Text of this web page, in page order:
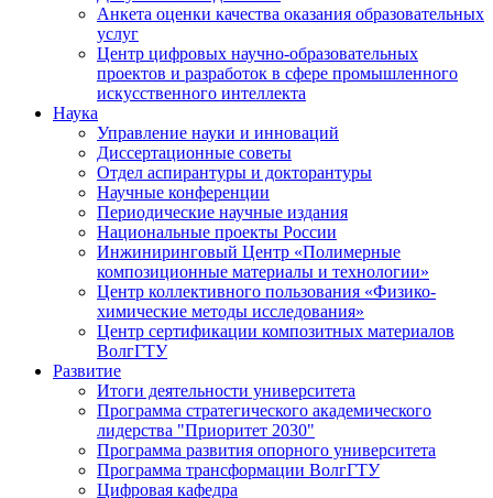
Анкета оценки качества оказания образовательных
услуг
Центр цифровых научно-образовательных
проектов и разработок в сфере промышленного
искусственного интеллекта
Наука
Управление науки и инноваций
Диссертационные советы
Отдел аспирантуры и докторантуры
Научные конференции
Периодические научные издания
Национальные проекты России
Инжиниринговый Центр «Полимерные
композиционные материалы и технологии»
Центр коллективного пользования «Физико-
химические методы исследования»
Центр сертификации композитных материалов
ВолгГТУ
Развитие
Итоги деятельности университета
Программа стратегического академического
лидерства "Приоритет 2030"
Программа развития опорного университета
Программа трансформации ВолгГТУ
Цифровая кафедра